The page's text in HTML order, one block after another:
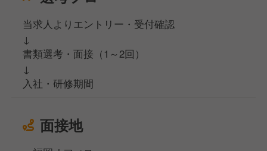
当求人よりエントリー・受付確認
↓
書類選考・面接（1～2回）
↓
入社・研修期間
面接地